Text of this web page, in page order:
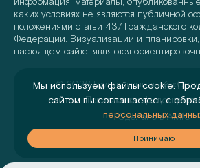
каких условиях не являются публичной
положениями статьи 437 Гражданского
Федерации. Визуализации и
настоящем сайте, являются
©2026Группа компаний
Политика
Сделано вAMIO
Мы используем файлы cookie.
сайтом вы соглашаетесь с
персональных
Принимаю